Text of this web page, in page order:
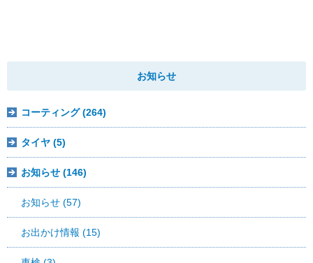
お知らせ
コーティング (264)
タイヤ (5)
お知らせ (146)
お知らせ (57)
お出かけ情報 (15)